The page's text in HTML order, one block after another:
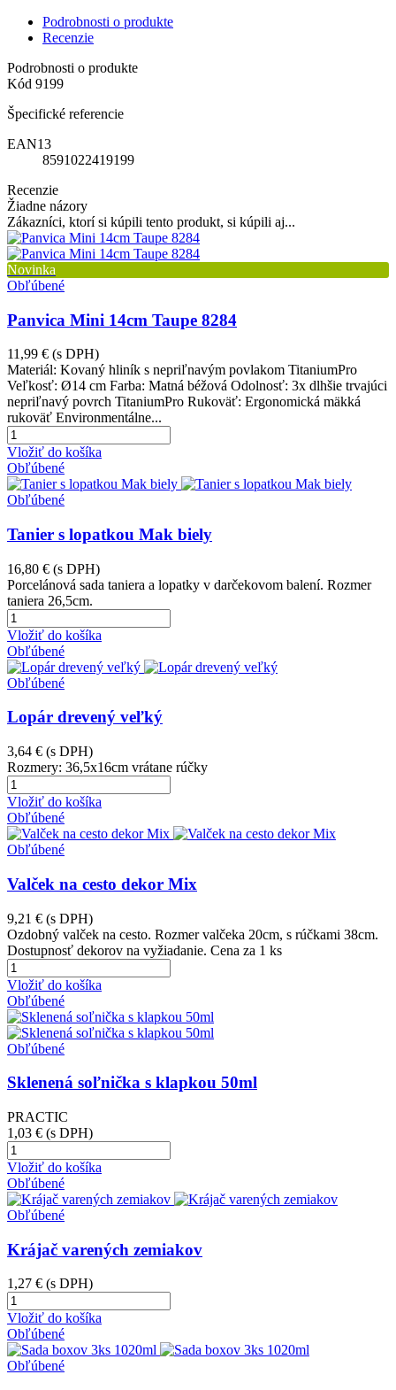
Podrobnosti o produkte
Recenzie
Podrobnosti o produkte
Kód 9199
Špecifické referencie
EAN13
8591022419199
Recenzie
Žiadne názory
Zákazníci, ktorí si kúpili tento produkt, si kúpili aj...
Novinka
Obľúbené
Panvica Mini 14cm Taupe 8284
11,99 € (s DPH)
Materiál: Kovaný hliník s nepriľnavým povlakom TitaniumPro
Veľkosť: Ø14 cm Farba: Matná béžová Odolnosť: 3x dlhšie trvajúci
nepriľnavý povrch TitaniumPro Rukoväť: Ergonomická mäkká
rukoväť Environmentálne...
Vložiť do košíka
Obľúbené
Obľúbené
Tanier s lopatkou Mak biely
16,80 € (s DPH)
Porcelánová sada taniera a lopatky v darčekovom balení. Rozmer
taniera 26,5cm.
Vložiť do košíka
Obľúbené
Obľúbené
Lopár drevený veľký
3,64 € (s DPH)
Rozmery: 36,5x16cm vrátane rúčky
Vložiť do košíka
Obľúbené
Obľúbené
Valček na cesto dekor Mix
9,21 € (s DPH)
Ozdobný valček na cesto. Rozmer valčeka 20cm, s rúčkami 38cm.
Dostupnosť dekorov na vyžiadanie. Cena za 1 ks
Vložiť do košíka
Obľúbené
Obľúbené
Sklenená soľnička s klapkou 50ml
PRACTIC
1,03 € (s DPH)
Vložiť do košíka
Obľúbené
Obľúbené
Krájač varených zemiakov
1,27 € (s DPH)
Vložiť do košíka
Obľúbené
Obľúbené